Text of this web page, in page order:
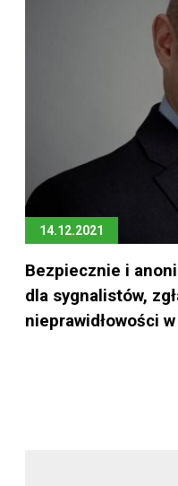
14.12.2021
Bezpiecznie i
dla sygnalistów,
nieprawidłowości